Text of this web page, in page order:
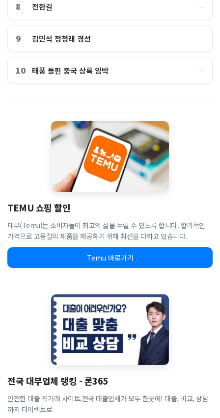
8 전한길 ―
9 김민석 정청래 경선 ―
10 태풍 돌핀 중국 상륙 임박 ―
TEMU 쇼핑 할인
테무(Temu)는 소비자들이 최고의 삶을 누릴 수 있도록 합니다. 합리적인
가격으로 고품질의 제품을 제공하기 위해 최선을 다하고 있습니다.
Temu 바로가기
전국 대부업체 랭킹 - 론365
안전한 대출 직거래 사이트,전국 대출업체가 모두 한곳에! 대출, 비교, 상담
까지 다이렉트로